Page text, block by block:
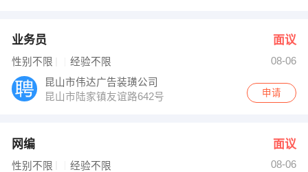
业务员 面议
性别不限 经验不限
08-06
昆山市伟达广告装璜公司
昆山市陆家镇友谊路642号
申请
网编 面议
性别不限 经验不限
08-06